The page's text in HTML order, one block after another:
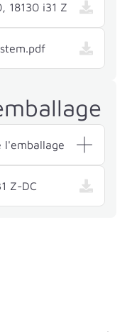
18130 i31 Z
l'emballage
Z-DC — i31 Z-DC ,